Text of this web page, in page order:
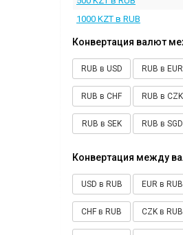
1000 KZT в RUB
Конвертация валют
RUB в USD RUB в EUR
RUB в CHF RUB в CZK
RUB в SEK RUB в SGD
Конвертация между
USD в RUB EUR в RUB
CHF в RUB CZK в RUB